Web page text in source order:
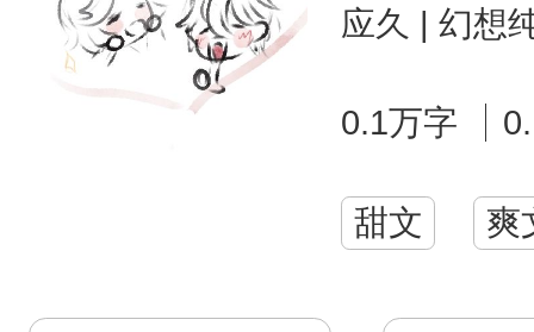
应久 | 幻想
0.1万字
甜文 爽